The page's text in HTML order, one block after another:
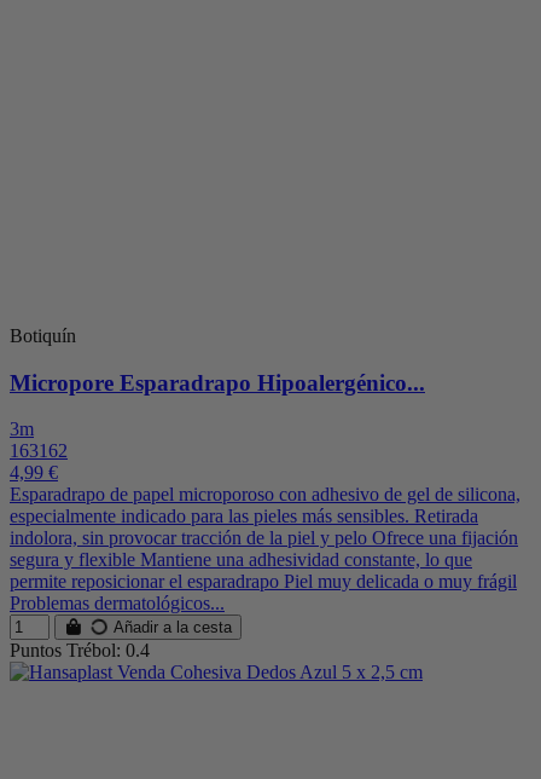
Botiquín
Micropore Esparadrapo Hipoalergénico...
3m
163162
4,99 €
Esparadrapo de papel microporoso con adhesivo de gel de silicona,
especialmente indicado para las pieles más sensibles. Retirada
indolora, sin provocar tracción de la piel y pelo Ofrece una fijación
segura y flexible Mantiene una adhesividad constante, lo que
permite reposicionar el esparadrapo Piel muy delicada o muy frágil
Problemas dermatológicos...
Añadir a la cesta
Puntos Trébol: 0.4